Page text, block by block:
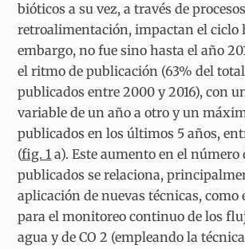
bióticos a su vez, a través de
retroalimentación, impactan el ciclo
embargo, no fue sino hasta el año
el ritmo de publicación (63% del
publicados entre 2000 y 2016), con
variable de un año a otro y un
publicados en los últimos 5 años,
(fig. 1 a). Este aumento en el número
publicados se relaciona,
aplicación de nuevas técnicas, como
para el monitoreo continuo de los
agua y de CO 2 (empleando la